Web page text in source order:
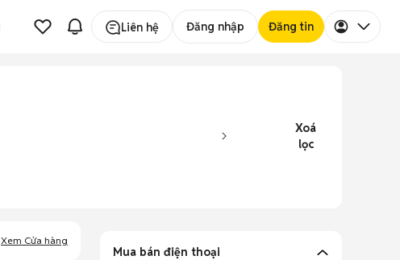
Liên hệ Đăng nhập Đăng tin
Xoá
lọc
Xem Cửa hàng
Mua bán điện thoại